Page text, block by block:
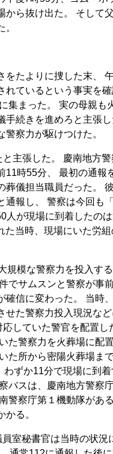
から抜け出た。 そして
をたよりに捜した末、
れているという事実を
集まった。 実の母親も
続きを進めろと主張し
察力が駆けつけた。
主張した。 慶南地方
時55分、 最初の通報
葬儀担当職員だった。
通報し、 警察は今回も
人が現場に到着したの
当時、現場にいた労
規模な警察力を投入す
でサムスンと警察が事
信に変わった。 当時
せた警察力投入現況な
していた警官を配置し
た警察力を火葬場に配
た所から密陽火葬場ま
ずか11分で現場に到
バスは、慶南地方警察
警察庁第１機動隊があ
る。
室秘書官は当時の状況